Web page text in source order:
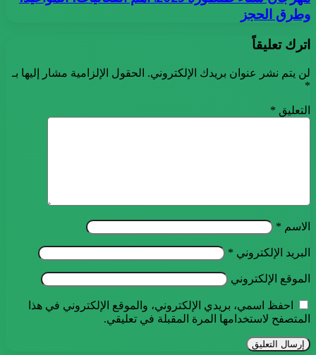
وطرق الحجز
اترك تعليقاً
لن يتم نشر عنوان بريدك الإلكتروني. الحقول الإلزامية مشار إليها بـ
*
التعليق *
الاسم *
البريد الإلكتروني *
الموقع الإلكتروني
احفظ اسمي، بريدي الإلكتروني، والموقع الإلكتروني في هذا
المتصفح لاستخدامها المرة المقبلة في تعليقي.